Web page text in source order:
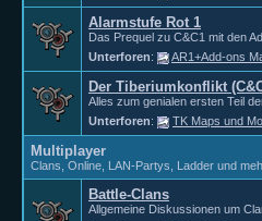
Alarmstufe Rot 1
Das Prequel zu C&C1 mit den
Unterforen: AR1+Add-ons
Der Tiberiumkonflikt
Alles zum genialen ersten Teil
Unterforen: TK Maps und
Multiplayer
Clans, Online, LAN-Partys, Ladder und
Battle-Clans
Allgemeine Diskussionen um